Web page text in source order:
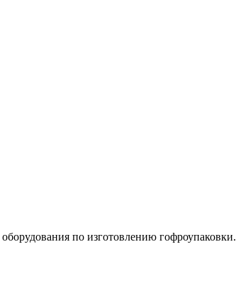
по изготовлению гофроупаковки.